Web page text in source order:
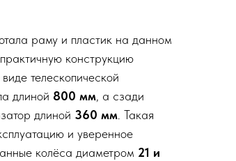
раму и пластик на данном
конструкцию
телескопической
длиной 800 мм, а сзади
длиной 360 мм. Такая
и уверенное
колёса диаметром 21 и